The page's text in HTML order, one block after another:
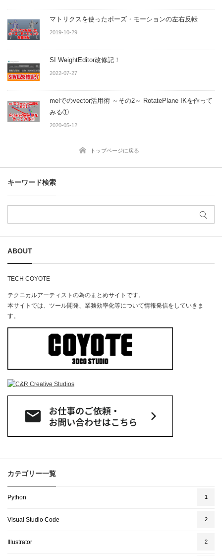
マトリクスを使ったポーズ・モーションの左右反転
2019-10-29
SI WeightEditor改修記！
2022-07-27
melでのvector活用術 ～その2～ RotatePlane IKを作って
みる①
2020-05-12
トップページに戻る
キーワード検索
ABOUT
TECH COYOTE​
テクニカルアーティストの為のまとめサイトです。​
本サイトでは、ツール開発、業務効率化等について情報発信をしていきま
す。
カテゴリー一覧
Python 1
Visual Studio Code 2
Illustrator 2